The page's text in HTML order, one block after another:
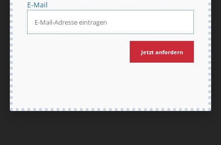
E-Mail
Jetzt anfordern